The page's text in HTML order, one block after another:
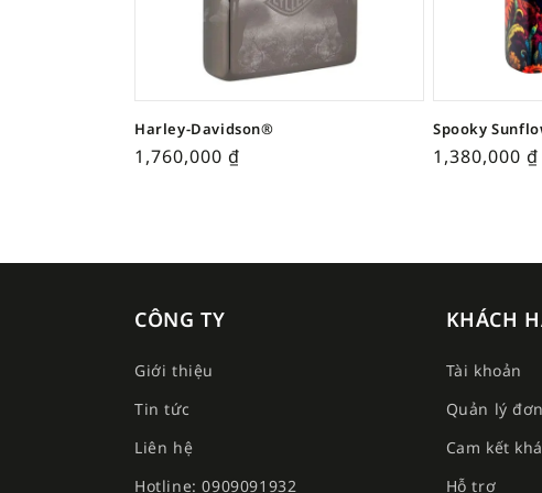
Harley-Davidson®
1,760,000 ₫
Spooky
1,380,000 ₫
CÔNG TY
Giới thiệu
Tin tức
Liên hệ
Hotline: 0909091932
KHÁCH
Tài khoản
Quản lý
Cam kết
Hỗ trợ